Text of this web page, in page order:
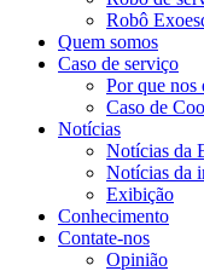
Robô
Quem somos
Caso de serviço
Por que nos
Caso de
Notícias
Notícias da
Notícias da
Exibição
Conhecimento
Contate-nos
Opinião